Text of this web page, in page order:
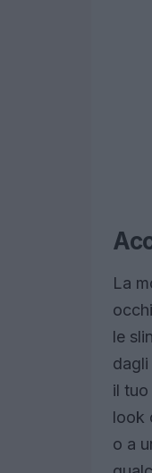
La
le
il tuo
look
o a